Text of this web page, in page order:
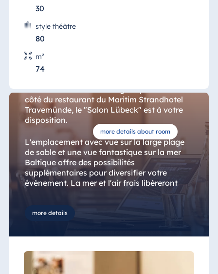
30
style théâtre
80
m²
74
more details about room
Salon Luebeck
Situé à la hauteur de l'étage supérieur et à
côté du restaurant du Maritim Strandhotel
Travemünde, le "Salon Lübeck" est à votre
disposition.
L'emplacement avec vue sur la large plage
de sable et une vue fantastique sur la mer
Baltique offre des possibilités
supplémentaires pour diversifier votre
événement. La mer et l'air frais libéreront
une nouvelle énergie lors de formations
d'équipe, d'activités sportives ou de
promenades reposantes.
Bien entendu, nous vous accompagnons
de votre événement.
more details